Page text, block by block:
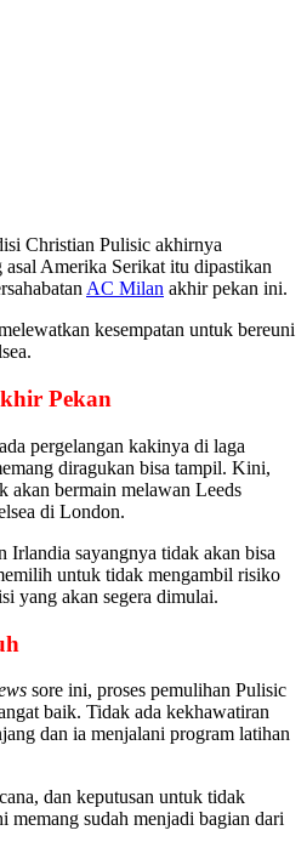
Christian Pulisic akhirnya
Amerika Serikat itu dipastikan
AC Milan akhir pekan ini.
kesempatan untuk bereuni
Pekan
pergelangan kakinya di laga
diragukan bisa tampil. Kini,
akan bermain melawan Leeds
di London.
Irlandia sayangnya tidak akan bisa
untuk tidak mengambil risiko
yang akan segera dimulai.
sore ini, proses pemulihan Pulisic
baik. Tidak ada kekhawatiran
dan ia menjalani program latihan
dan keputusan untuk tidak
memang sudah menjadi bagian dari